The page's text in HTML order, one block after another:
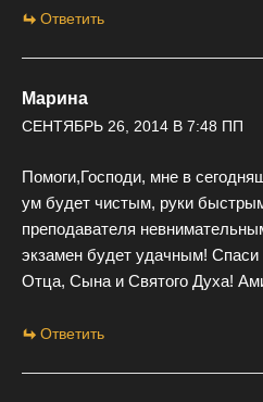
Ответить
Марина
СЕНТЯБРЬ 26, 2014 В 7:48 ПП
Помоги,Господи, мне в
ум будет чистым, руки
преподавателя
экзамен будет удачным!
Отца, Сына и Святого Духа!
Ответить